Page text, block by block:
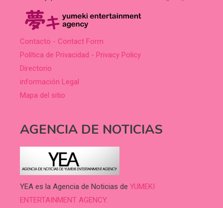
Contacto - Contact Form
Política de Privacidad - Privacy Policy
Directorio
información Legal
Mapa del sitio
AGENCIA DE NOTICIAS
YEA es la Agencia de Noticias de YUMEKI
ENTERTAINMENT AGENCY.